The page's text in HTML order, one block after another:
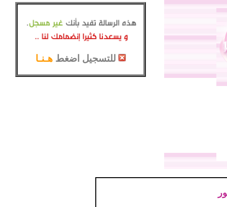
للتسجيل اضغط هـنـا